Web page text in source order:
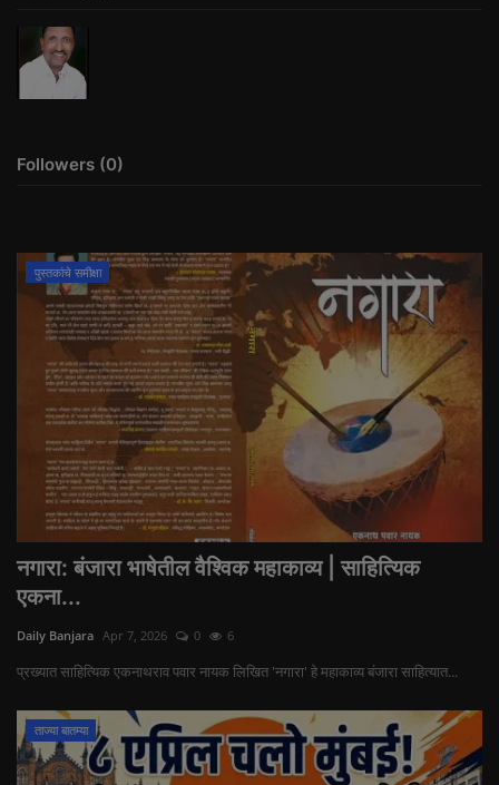
समीक्षा
फोटो गॅलरी
Followers (0)
पुस्तकांचे समीक्षा
नगारा: बंजारा भाषेतील वैश्विक महाकाव्य | साहित्यिक
एकना...
Daily Banjara Apr 7, 2026 0 6
प्रख्यात साहित्यिक एकनाथराव पवार नायक लिखित 'नगारा' हे महाकाव्य बंजारा साहित्यात...
ताज्या बातम्या